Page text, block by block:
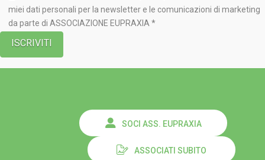
miei dati personali per la newsletter e le comunicazioni di marketing
da parte di ASSOCIAZIONE EUPRAXIA *
SOCI ASS. EUPRAXIA
ASSOCIATI SUBITO